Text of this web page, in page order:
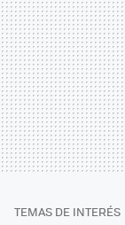
TEMAS DE INTERÉS